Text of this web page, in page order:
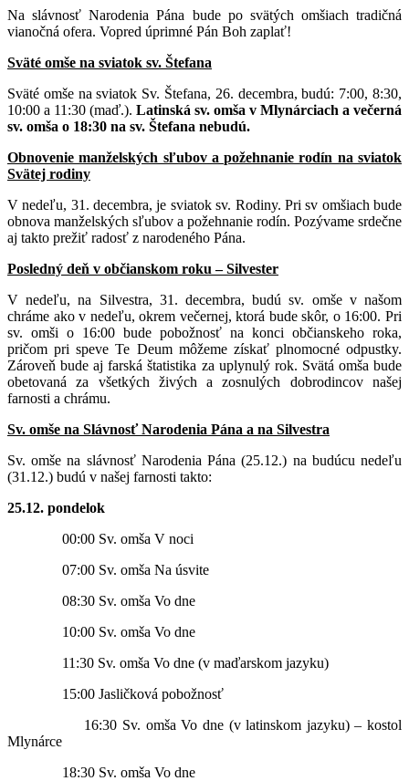
Na slávnosť Narodenia Pána bude po svätých omšiach tradičná
vianočná ofera. Vopred úprimné Pán Boh zaplať!
Sväté omše na sviatok sv. Štefana
Sväté omše na sviatok Sv. Štefana, 26. decembra, budú: 7:00, 8:30,
10:00 a 11:30 (maď.). Latinská sv. omša v Mlynárciach a večerná
sv. omša o 18:30 na sv. Štefana nebudú.
Obnovenie manželských sľubov a požehnanie rodín na sviatok
Svätej rodiny
V nedeľu, 31. decembra, je sviatok sv. Rodiny. Pri sv omšiach bude
obnova manželských sľubov a požehnanie rodín. Pozývame srdečne
aj takto prežiť radosť z narodeného Pána.
Posledný deň v občianskom roku – Silvester
V nedeľu, na Silvestra, 31. decembra, budú sv. omše v našom
chráme ako v nedeľu, okrem večernej, ktorá bude skôr, o 16:00. Pri
sv. omši o 16:00 bude pobožnosť na konci občianskeho roka,
pričom pri speve Te Deum môžeme získať plnomocné odpustky.
Zároveň bude aj farská štatistika za uplynulý rok. Svätá omša bude
obetovaná za všetkých živých a zosnulých dobrodincov našej
farnosti a chrámu.
Sv. omše na Slávnosť Narodenia Pána a na Silvestra
Sv. omše na slávnosť Narodenia Pána (25.12.) na budúcu nedeľu
(31.12.) budú v našej farnosti takto:
25.12. pondelok
00:00 Sv. omša V noci
07:00 Sv. omša Na úsvite
08:30 Sv. omša Vo dne
10:00 Sv. omša Vo dne
11:30 Sv. omša Vo dne (v maďarskom jazyku)
15:00 Jasličková pobožnosť
16:30 Sv. omša Vo dne (v latinskom jazyku) – kostol
Mlynárce
18:30 Sv. omša Vo dne